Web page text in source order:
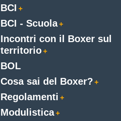
BCI
BCI - Scuola
Incontri con il Boxer sul
territorio
BOL
Cosa sai del Boxer?
Regolamenti
Modulistica